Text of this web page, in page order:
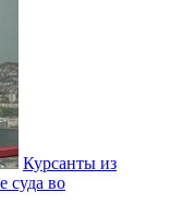
Курсанты из
суда во